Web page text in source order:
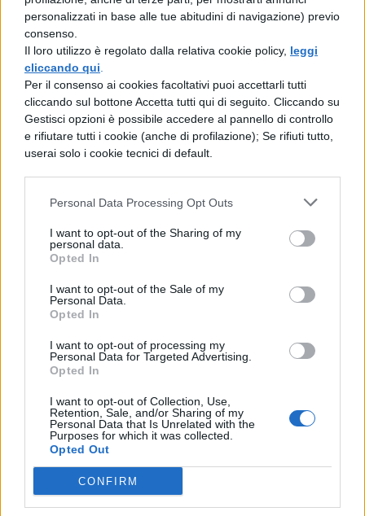
personalizzati in base alle tue abitudini di navigazione) previo
consenso.
Il loro utilizzo è regolato dalla relativa cookie policy, leggi
cliccando qui
Per il consenso ai cookies facoltativi puoi accettarli tutti
cliccando sul bottone Accetta tutti qui di seguito. Cliccando su
Gestisci opzioni è possibile accedere al pannello di controllo
e rifiutare tutti i cookie (anche di profilazione); Se rifiuti tutto,
userai solo i cookie tecnici di default.
Personal Data Processing Opt Outs
I want to opt-out of the Sharing of my
personal data.
Opted In
I want to opt-out of the Sale of my
Personal Data.
Opted In
I want to opt-out of processing my
Personal Data for Targeted Advertising.
Opted In
I want to opt-out of Collection, Use,
Retention, Sale, and/or Sharing of my
Personal Data that Is Unrelated with the
Purposes for which it was collected.
Opted Out
CONFIRM
accademico italiano ed europeo. Il sistema,
accessibile all’intera comunità universitaria
di oltre 8.000 persone, permette una
completa integrazione con la didattica
attraverso tutti gli insegnamenti disponibili.
La piattaforma facilita l’interazione diretta
avanzati a costi contenuti. L’
eticoadottato, garantito dalla
collaborazione con Amazon Web Services e
Anthropic, assume particolare rilevanza in
un contesto ancora privo di normative
specifiche, ponendo l’ateneo patavino
all’avanguardia nell’utilizzo responsabile
dell’intelligenza artificiale in ambito
educativo.
Foto copertina via CorriereUniv